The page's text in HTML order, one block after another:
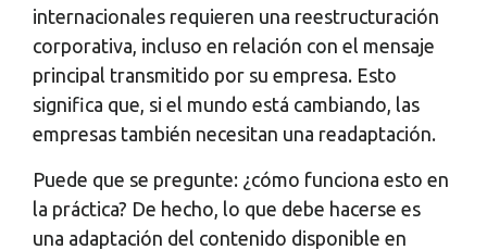
internacionales requieren una reestructuración
corporativa, incluso en relación con el mensaje
principal transmitido por su empresa. Esto
significa que, si el mundo está cambiando, las
empresas también necesitan una readaptación.
Puede que se pregunte: ¿cómo funciona esto en
la práctica? De hecho, lo que debe hacerse es
una adaptación del contenido disponible en